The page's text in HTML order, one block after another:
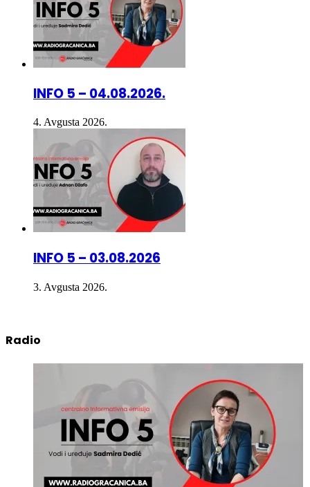
INFO 5 – 04.08.2026.
4. Avgusta 2026.
INFO 5 – 03.08.2026
3. Avgusta 2026.
Radio